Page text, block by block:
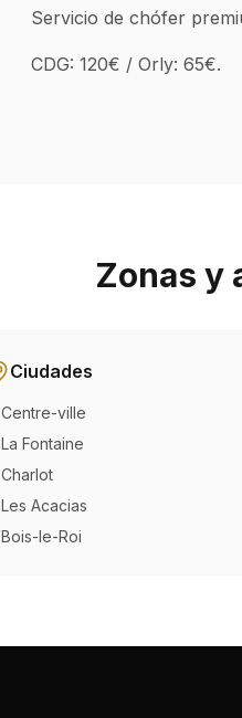
Servicio de chófer
CDG: 120€ / Orly: 65€.
Zonas y
Ciudades
Centre-ville
La Fontaine
Charlot
Les Acacias
Bois-le-Roi